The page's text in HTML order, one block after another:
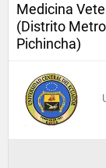
Medicina
(Distrito
Pichincha)